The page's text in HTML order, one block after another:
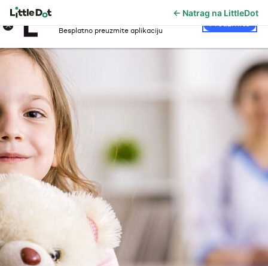
← Natrag na LittleDot
× Besplatno preuzmite aplikaciju
Preuzmite